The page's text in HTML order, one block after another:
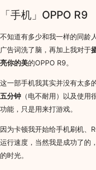
「手机」OPPO R9
不知道有多少和我一样的同龄
广告词洗了脑，再加上我对于
亮你的美的OPPO R9。
这一部手机我其实并没有太多
五分钟 （电不耐用）以及使
功能，只是用来打游戏。
因为卡顿我开始给手机刷机、
运行速度，当然我是成功了的
的时光。